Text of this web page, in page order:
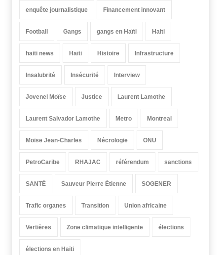
enquête journalistique Financement innovant
Football Gangs gangs en Haïti Haiti
haiti news Haïti Histoire Infrastructure
Insalubrité Insécurité Interview
Jovenel Moïse Justice Laurent Lamothe
Laurent Salvador Lamothe Metro Montreal
Moïse Jean-Charles Nécrologie ONU
PetroCaribe RHAJAC référendum sanctions
SANTÉ Sauveur Pierre Étienne SOGENER
Trafic organes Transition Union africaine
Vertières Zone climatique intelligente élections
élections en Haïti